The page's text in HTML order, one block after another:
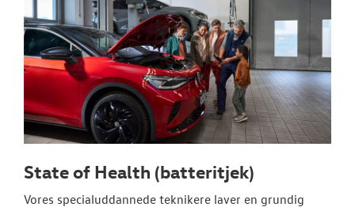
State of Health (batteritjek)
Vores specialuddannede teknikere laver en grundig